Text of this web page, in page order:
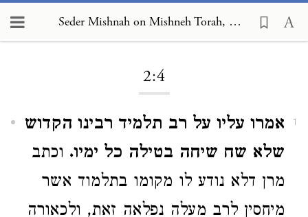
Seder Mishnah on Mishneh Torah, Human Dispositions 2:4
2:4
1
אמרו עליו על רב תלמיד רבינו הקדוש
שלא שח שיחה בטילה כל ימיו. וכתב
מרן דלא נודע לו מקומו בתלמוד אשר
מיחסין לרב מעלה נפלאה זאת, ולכאורה